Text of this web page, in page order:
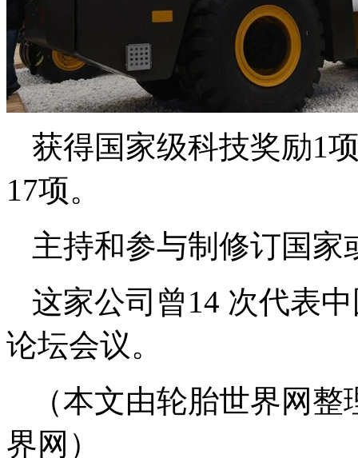
获得国家级科技奖励1
17项。
主持和参与制修订国家
这家公司曾14 次代表
论坛会议。
（本文由轮胎世界网
界网）